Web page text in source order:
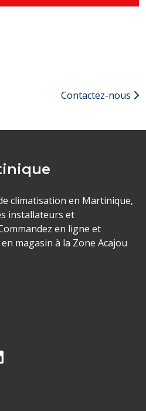
Contactez-nous
climatisation en Martinique,
installateurs et
en ligne et
magasin à la Zone Acajou